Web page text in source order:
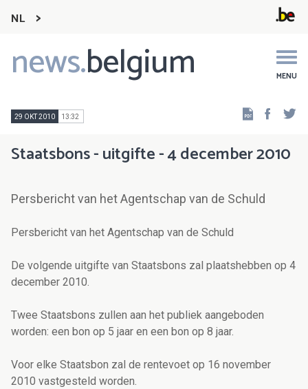
NL
news.belgium MENU
Main
navigation
29 OKT 2010 13:32
Staatsbons - uitgifte - 4 december 2010
Persbericht van het Agentschap van de Schuld
Persbericht van het Agentschap van de Schuld
De volgende uitgifte van Staatsbons zal plaatshebben op 4
december 2010.
Twee Staatsbons zullen aan het publiek aangeboden
worden: een bon op 5 jaar en een bon op 8 jaar.
Voor elke Staatsbon zal de rentevoet op 16 november
2010 vastgesteld worden.